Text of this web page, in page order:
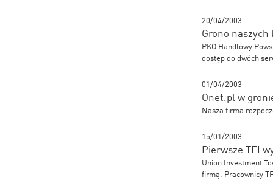
20/04/2003
Grono naszych
PKO Handlowy
dostęp do dwóch
01/04/2003
Onet.pl w
Nasza firma
15/01/2003
Pierwsze TFI
Union Investment
firmą. Pracownicy